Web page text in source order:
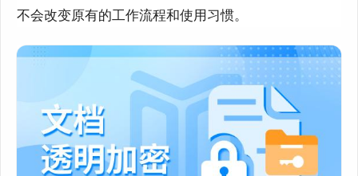
不会改变原有的工作流程和使用习惯。